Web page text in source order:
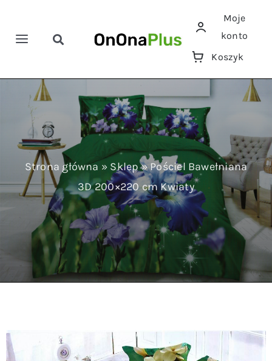
zawartości
Toggle
Pościele
Ręczniki
Koce
Prześcieradła
Toggle
Moje
konto
Koszyk
Strona główna » Sklep»Pościel Bawełniana
3D 200×220 cm Kwiaty